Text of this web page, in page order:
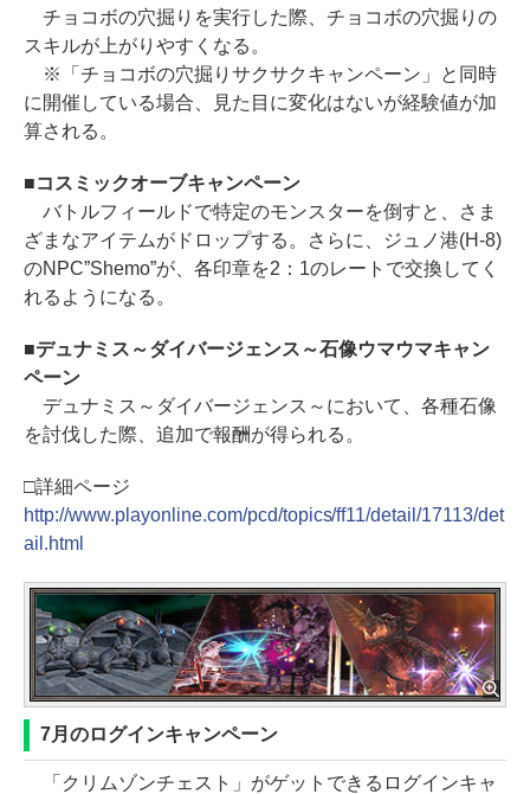
チョコボの穴掘りを実行した際、チョコボの穴掘りの
スキルが上がりやすくなる。
※「チョコボの穴掘りサクサクキャンペーン」と同時
に開催している場合、見た目に変化はないが経験値が加
算される。
■コスミックオーブキャンペーン
バトルフィールドで特定のモンスターを倒すと、さま
ざまなアイテムがドロップする。さらに、ジュノ港(H-8)
のNPC”Shemo”が、各印章を2：1のレートで交換してく
れるようになる。
■デュナミス～ダイバージェンス～石像ウマウマキャン
ペーン
デュナミス～ダイバージェンス～において、各種石像
を討伐した際、追加で報酬が得られる。
□詳細ページ
http://www.playonline.com/pcd/topics/ff11/detail/17113/det
ail.html
7月のログインキャンペーン
「クリムゾンチェスト」がゲットできるログインキャ